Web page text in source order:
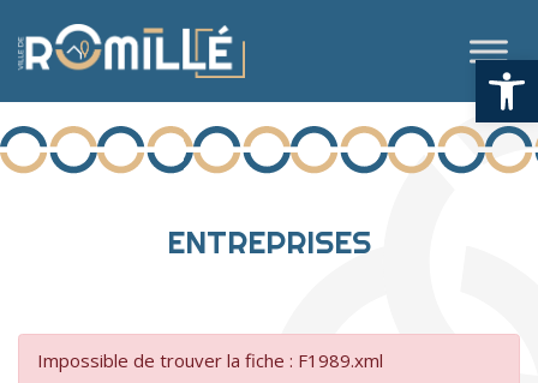
Ouvrir
au
contenu
ENTREPRISES
Impossible de trouver la fiche : F1989.xml